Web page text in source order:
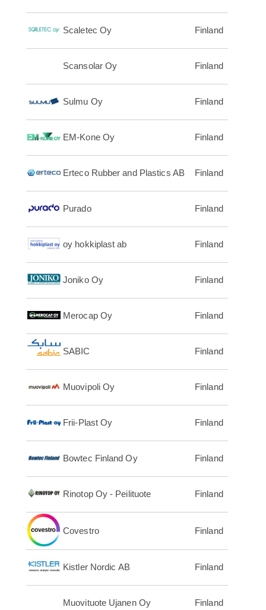
Scaletec Oy Finland
Scansolar Oy Finland
Sulmu Oy Finland
EM-Kone Oy Finland
Erteco Rubber and Plastics AB Finland
Purado Finland
oy hokkiplast ab Finland
Joniko Oy Finland
Merocap Oy Finland
SABIC Finland
Muovipoli Oy Finland
Frii-Plast Oy Finland
Bowtec Finland Oy Finland
Rinotop Oy - Peilituote Finland
Covestro Finland
Kistler Nordic AB Finland
Muovituote Ujanen Oy Finland